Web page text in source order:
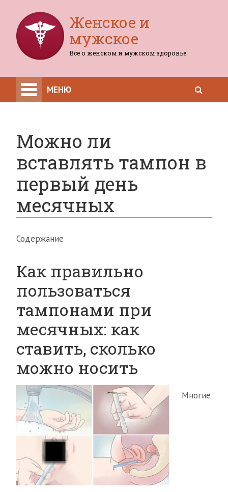
Женское и
мужское
Все о женском и мужском здоровье
МЕНЮ
Можно ли
вставлять тампон в
первый день
месячных
Содержание
Как правильно
пользоваться
тампонами при
месячных: как
ставить, сколько
можно носить
Многие